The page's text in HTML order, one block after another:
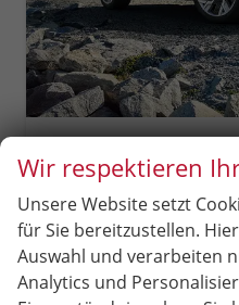
Fahrzeugnr. 86786
Kraftstoff Benzin
Wir respektieren
Unsere Website setzt
für Sie bereitzustellen.
Auswahl und verarbeiten
Analytics und